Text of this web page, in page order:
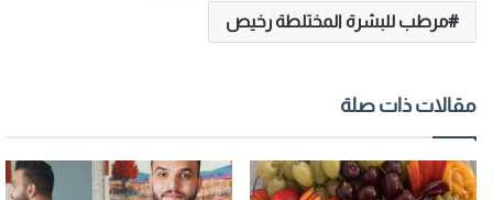
مرطب للبشرة المختلطة رخيص
مقالات ذات صلة